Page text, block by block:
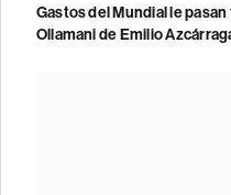
Gastos del Mundial le pasan
Ollamani de Emilio